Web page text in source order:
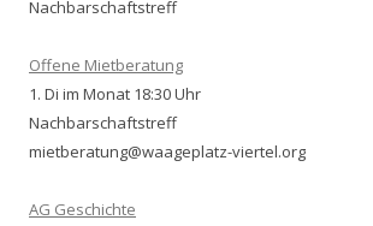
Nachbarschaftstreff
Offene Mietberatung
1. Di im Monat 18:30 Uhr
Nachbarschaftstreff
mietberatung@waageplatz-viertel.org
AG Geschichte